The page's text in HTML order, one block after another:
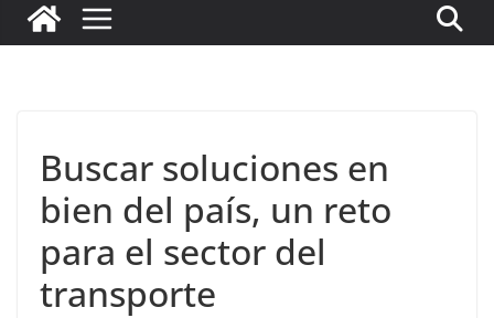
Buscar soluciones en
bien del país, un reto
para el sector del
transporte